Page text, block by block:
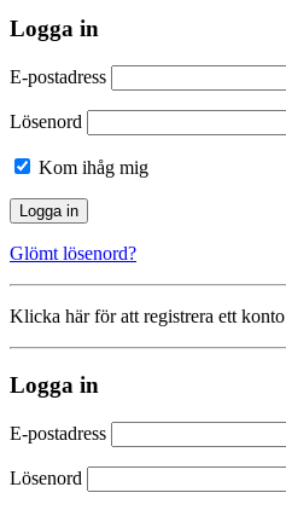
Logga in
E-postadress
Lösenord
Kom ihåg mig
Glömt lösenord?
Klicka här för att registrera ett konto
Logga in
E-postadress
Lösenord